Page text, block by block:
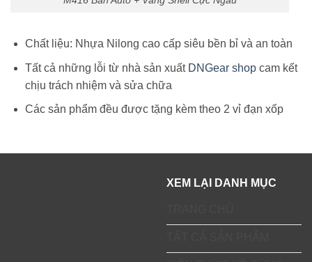
Chất liệu: Nhựa Nilong cao cấp siêu bền bỉ và an toàn
Tất cả những lỗi từ nhà sản xuất DNGear shopcam kết
chịu trách nhiệm và sửa chữa
Các sản phẩm đều được tặng kèm theo 2 vỉ đạn xốp
XEM LẠI DANH MỤC